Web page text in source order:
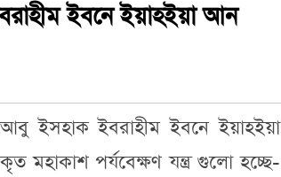
ইবনে ইয়াহইয়া আন
আবু ইসহাক ইবরাহীম ইবনে ইয়াহইয়া
মহাকাশ পর্যবেক্ষণ যন্ত্র গুলো হচ্ছে-